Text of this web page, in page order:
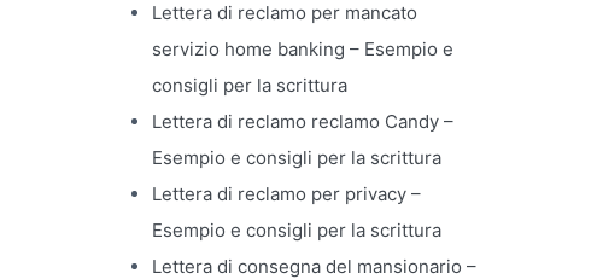
Lettera di reclamo per mancato
servizio home banking​ – Esempio e
consigli per la scrittura
Lettera di reclamo reclamo Candy​ –
Esempio e consigli per la scrittura
Lettera di reclamo per privacy​ –
Esempio e consigli per la scrittura
Lettera di consegna del mansionario​ –